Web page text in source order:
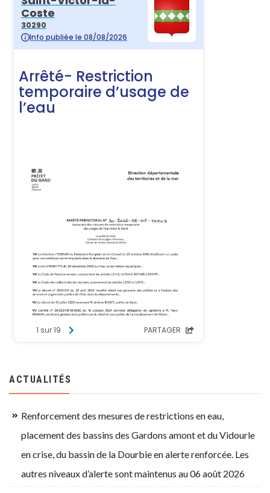
ACTUALITÉS
Renforcement des mesures de restrictions en eau,
placement des bassins des Gardons amont et du Vidourle
en crise, du bassin de la Dourbie en alerte renforcée. Les
autres niveaux d’alerte sont maintenus au 06 août 2026